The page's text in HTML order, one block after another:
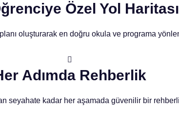
Özel Yol Haritası
oluşturarak en doğru okula ve programa
Adımda Rehberlik
seyahate kadar her aşamada güvenilir bir